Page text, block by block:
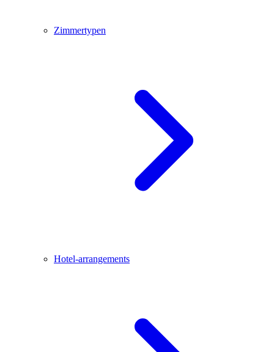
Zimmertypen
Hotel-arrangements